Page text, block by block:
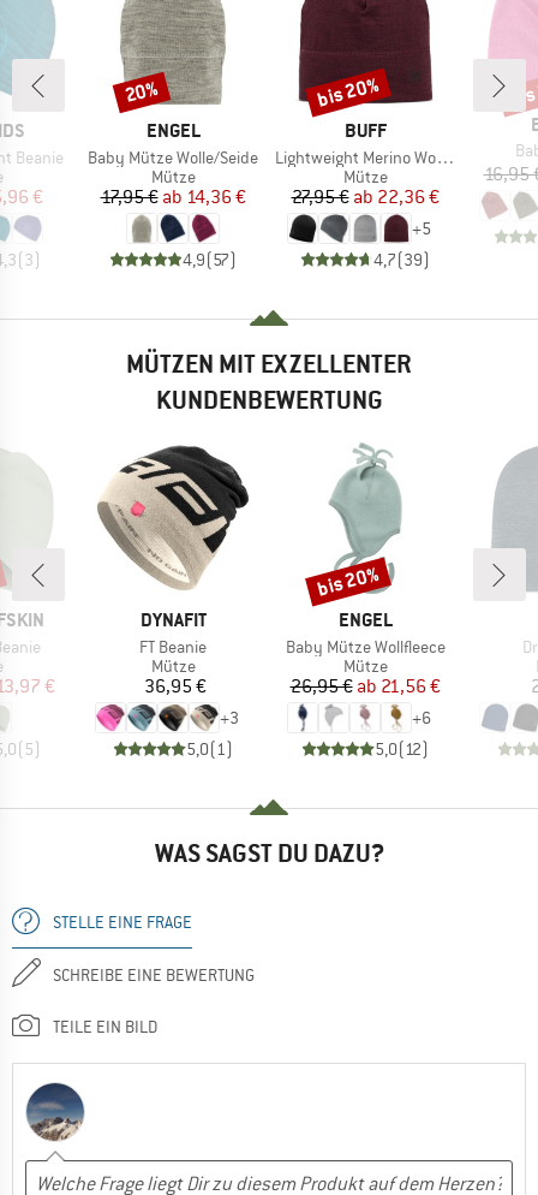
Beanie
Preis
€
(3)
MARKE
ENGEL
Artikel
Baby Mütze Wolle/Seide
Produktgruppe
Mütze
Preis
17,95 € reduzierter Preis
ab 14,36 €
4,9(57)
Rabatt
20%
MARKE
BUFF
Artikel
Lightweight Merino Wool Hat
Produktgruppe
Mütze
Preis
27,95 € reduzierter Preis
ab 22,36 €
+5
4,7(39)
Rabatt
bis 20%
16,95
MÜTZEN MIT EXZELLENTER
KUNDENBEWERTUNG
Preis
€
(5)
MARKE
DYNAFIT
Artikel
FT Beanie
Produktgruppe
Mütze
Preis
36,95 €
+3
5,0(1)
MARKE
ENGEL
Artikel
Baby Mütze Wollfleece
Produktgruppe
Mütze
Preis
26,95 € reduzierter Preis
ab 21,56 €
+6
5,0(12)
Rabatt
bis 20%
WAS SAGST DU DAZU?
STELLE EINE FRAGE
SCHREIBE EINE BEWERTUNG
TEILE EIN BILD